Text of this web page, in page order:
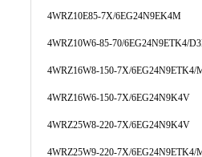
4WRZ10E85-7X/6EG24N9EK4M
4WRZ10W6-85-70/6EG24N9ETK4/
4WRZ16W8-150-7X/6EG24N9ETK4/
4WRZ16W6-150-7X/6EG24N9K4V
4WRZ25W8-220-7X/6EG24N9K4V
4WRZ25W9-220-7X/6EG24N9ETK4/